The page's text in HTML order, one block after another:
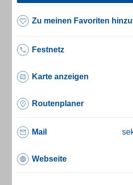
Zu meinen Favoriten
Festnetz
Karte anzeigen
Routenplaner
Mail
Webseite